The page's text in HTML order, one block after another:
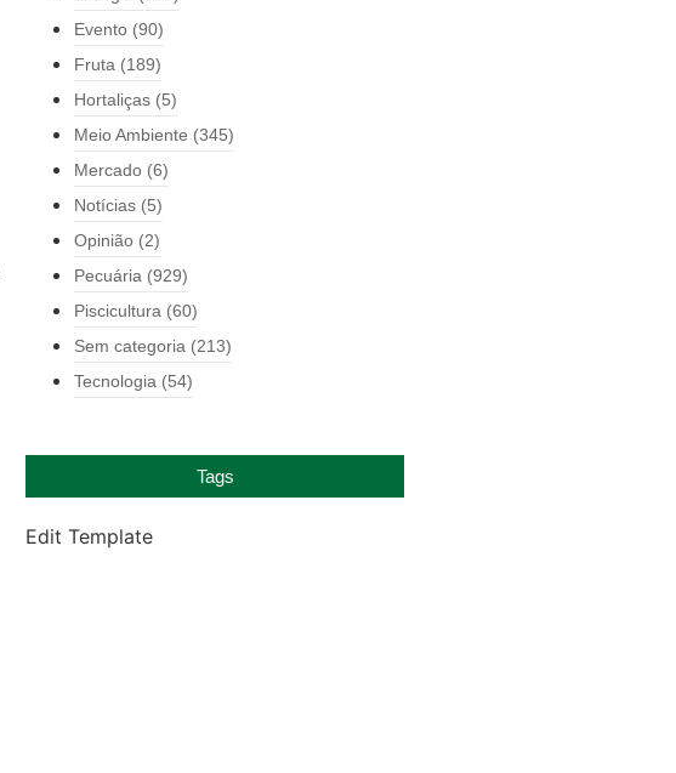
Evento (90)
Fruta (189)
Hortaliças (5)
Meio Ambiente (345)
Mercado (6)
Notícias (5)
Opinião (2)
Pecuária (929)
Piscicultura (60)
Sem categoria (213)
Tecnologia (54)
Tags
Edit Template